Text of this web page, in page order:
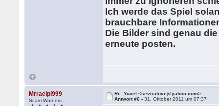
Ich werde das Spiel
brauchbare
Die Bilder sind genau
erneute posten.
Mrraelpi999
Scam Warners
Re: Yucel <seviralove@yahoo.com>
Antwort #6 -31. Oktober 2011 um 07:37